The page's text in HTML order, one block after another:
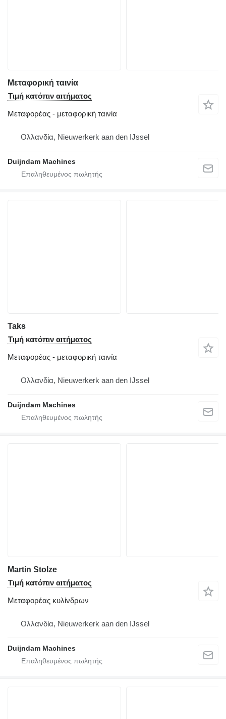
Μεταφορική ταινία
Τιμή κατόπιν αιτήματος
Μεταφορέας - μεταφορική ταινία
Ολλανδία, Nieuwerkerk aan den IJssel
Duijndam Machines
Taks
Τιμή κατόπιν αιτήματος
Μεταφορέας - μεταφορική ταινία
Ολλανδία, Nieuwerkerk aan den IJssel
Duijndam Machines
Martin Stolze
Τιμή κατόπιν αιτήματος
Μεταφορέας κυλίνδρων
Ολλανδία, Nieuwerkerk aan den IJssel
Duijndam Machines